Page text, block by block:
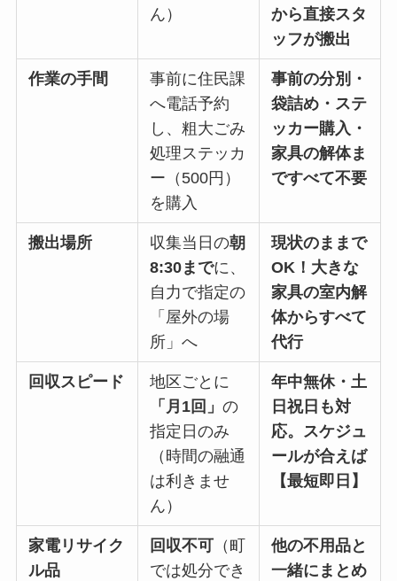
ん）
から直接スタ
ッフが搬出
作業の手間
事前に住民課
へ電話予約
し、粗大ごみ
処理ステッカ
ー（500円）
を購入
事前の分別・
袋詰め・ステ
ッカー購入・
家具の解体ま
ですべて不要
搬出場所 収集当日の朝
8:30までに、
自力で指定の
「屋外の場
所」へ
現状のままで
OK！大きな
家具の室内解
体からすべて
代行
回収スピード
地区ごとに
「月1回」の
指定日のみ
（時間の融通
は利きませ
ん）
年中無休・土
日祝日も対
応。スケジュ
ールが合えば
【最短即日】
家電リサイク
ル品
回収不可 （町
では処分でき
他の不用品と
一緒にまとめ